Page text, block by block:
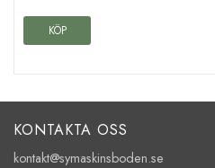
KÖP
KONTAKTA OSS
kontakt@symaskinsboden.se